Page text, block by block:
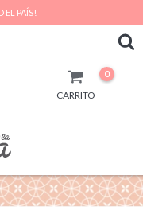
EL PAÍS!
CARRITO
0